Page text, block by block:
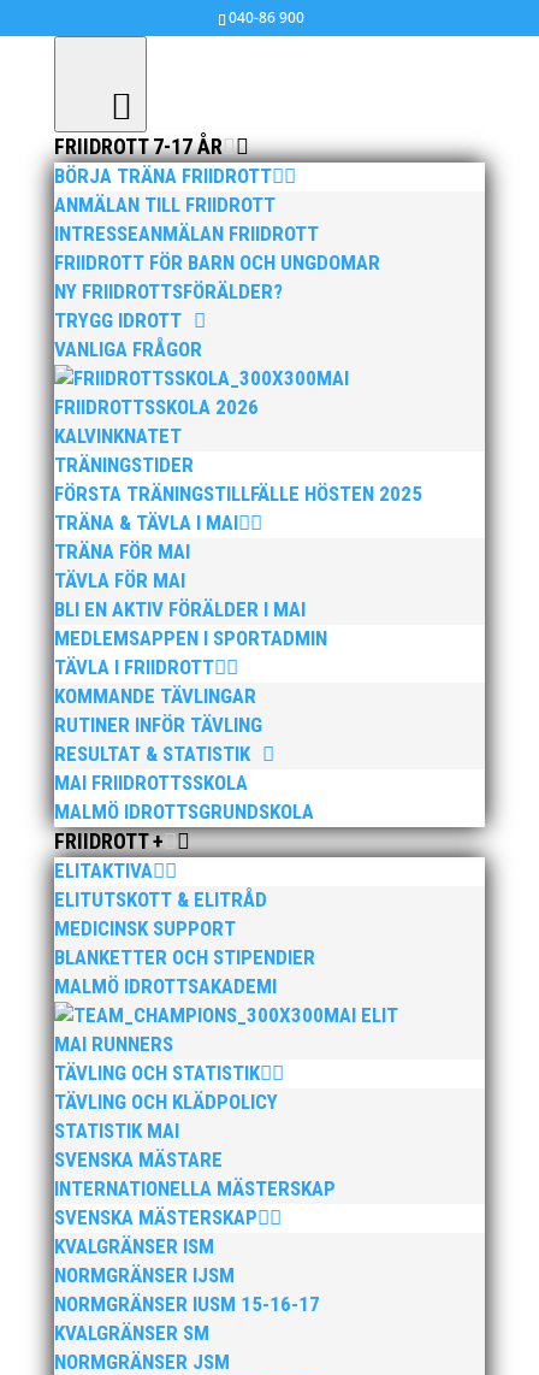
040-86 900
FRIIDROTT 7-17 ÅR
BÖRJA TRÄNA FRIIDROTT
ANMÄLAN TILL FRIIDROTT
INTRESSEANMÄLAN FRIIDROTT
FRIIDROTT FÖR BARN OCH UNGDOMAR
NY FRIIDROTTSFÖRÄLDER?
TRYGG IDROTT
VANLIGA FRÅGOR
MAI
FRIIDROTTSSKOLA 2026
KALVINKNATET
TRÄNINGSTIDER
FÖRSTA TRÄNINGSTILLFÄLLE HÖSTEN 2025
TRÄNA & TÄVLA I MAI
TRÄNA FÖR MAI
TÄVLA FÖR MAI
BLI EN AKTIV FÖRÄLDER I MAI
MEDLEMSAPPEN I SPORTADMIN
TÄVLA I FRIIDROTT
KOMMANDE TÄVLINGAR
RUTINER INFÖR TÄVLING
RESULTAT & STATISTIK
MAI FRIIDROTTSSKOLA
MALMÖ IDROTTSGRUNDSKOLA
FRIIDROTT +
ELITAKTIVA
ELITUTSKOTT & ELITRÅD
MEDICINSK SUPPORT
BLANKETTER OCH STIPENDIER
MALMÖ IDROTTSAKADEMI
MAI ELIT
MAI RUNNERS
TÄVLING OCH STATISTIK
TÄVLING OCH KLÄDPOLICY
STATISTIK MAI
SVENSKA MÄSTARE
INTERNATIONELLA MÄSTERSKAP
SVENSKA MÄSTERSKAP
KVALGRÄNSER ISM
NORMGRÄNSER IJSM
NORMGRÄNSER IUSM 15-16-17
KVALGRÄNSER SM
NORMGRÄNSER JSM